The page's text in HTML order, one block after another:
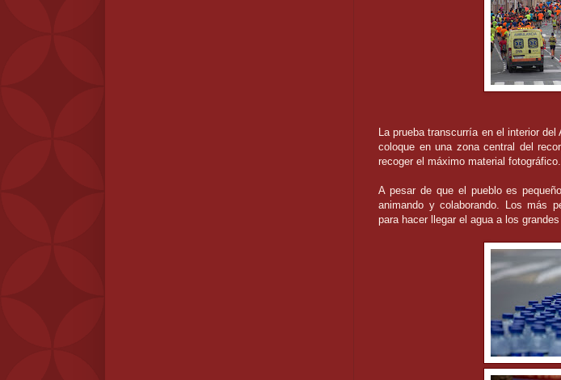
La prueba transcurría en el interior
coloque en una zona central del
recoger el máximo material fotográfico.
A pesar de que el pueblo es
animando y colaborando. Los más
para hacer llegar el agua a los